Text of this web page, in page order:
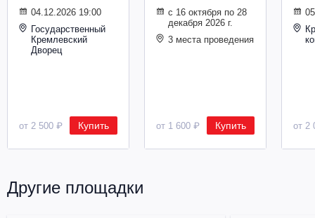
04.12.2026 19:00
Государственный
Кремлевский
Дворец
от 2 500 ₽ Купить
с 16 октября по 28
декабря 2026 г.
3 места проведения
от 1 600 ₽ Купить от 2
Другие площадки